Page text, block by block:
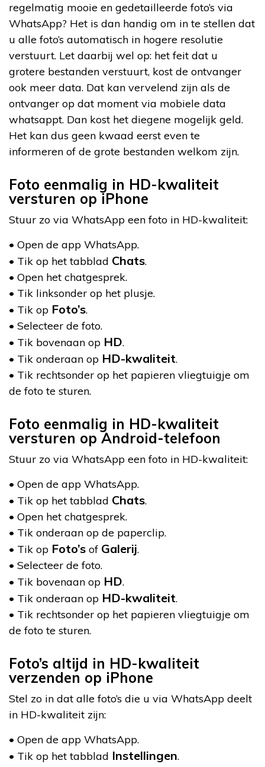
regelmatig mooie en gedetailleerde foto’s via
WhatsApp? Het is dan handig om in te stellen dat
u alle foto’s automatisch in hogere resolutie
verstuurt. Let daarbij wel op: het feit dat u
grotere bestanden verstuurt, kost de ontvanger
ook meer data. Dat kan vervelend zijn als de
ontvanger op dat moment via mobiele data
whatsappt. Dan kost het diegene mogelijk geld.
Het kan dus geen kwaad eerst even te
informeren of de grote bestanden welkom zijn.
Foto eenmalig in HD-kwaliteit
versturen op iPhone
Stuur zo via WhatsApp een foto in HD-kwaliteit:
• Open de app WhatsApp.
• Tik op het tabblad Chats.
• Open het chatgesprek.
• Tik linksonder op het plusje.
• Tik op Foto’s.
• Selecteer de foto.
• Tik bovenaan op HD.
• Tik onderaan op HD-kwaliteit.
• Tik rechtsonder op het papieren vliegtuigje om
de foto te sturen.
Foto eenmalig in HD-kwaliteit
versturen op Android-telefoon
Stuur zo via WhatsApp een foto in HD-kwaliteit:
• Open de app WhatsApp.
• Tik op het tabblad Chats.
• Open het chatgesprek.
• Tik onderaan op de paperclip.
• Tik op Foto’s of Galerij.
• Selecteer de foto.
• Tik bovenaan op HD.
• Tik onderaan op HD-kwaliteit.
• Tik rechtsonder op het papieren vliegtuigje om
de foto te sturen.
Foto’s altijd in HD-kwaliteit
verzenden op iPhone
Stel zo in dat alle foto’s die u via WhatsApp deelt
in HD-kwaliteit zijn:
• Open de app WhatsApp.
• Tik op het tabblad Instellingen.